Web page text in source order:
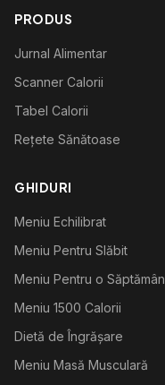
PRODUS
Jurnal Alimentar
Scanner Calorii
Tabel Calorii
Rețete Sănătoase
GHIDURI
Meniu Echilibrat
Meniu Pentru Slăbit
Meniu Pentru o
Meniu 1500 Calorii
Dietă de Îngrășare
Meniu Masă Musculară